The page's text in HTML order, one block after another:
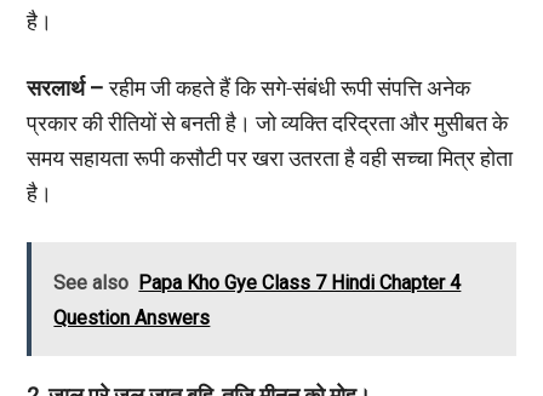
है।
सरलार्थ –रहीम जी कहते हैं कि सगे-संबंधी रूपी संपत्ति अनेक
प्रकार की रीतियों से बनती है। जो व्यक्ति दरिद्रता और मुसीबत के
समय सहायता रूपी कसौटी पर खरा उतरता है वही सच्चा मित्र होता
है।
See also Papa Kho Gye Class 7 Hindi Chapter 4
Question Answers